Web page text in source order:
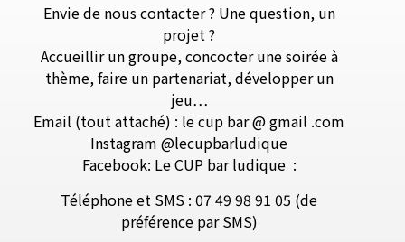
Envie de nous contacter ? Une question, un
projet ?
Accueillir un groupe, concocter une soirée à
thème, faire un partenariat, développer un
jeu…
Email (tout attaché) : le cup bar @ gmail .com
Instagram @lecupbarludique
Facebook: Le CUP bar ludique :
Téléphone et SMS : 07 49 98 91 05 (de
préférence par SMS)